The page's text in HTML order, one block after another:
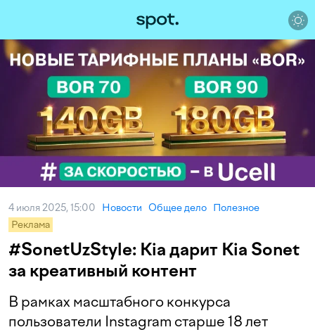
4 июля 2025, 15:00 Новости Общее дело Полезное
Реклама
#SonetUzStyle: Kia дарит Kia Sonet
за креативный контент
В рамках масштабного конкурса
пользователи Instagram старше 18 лет